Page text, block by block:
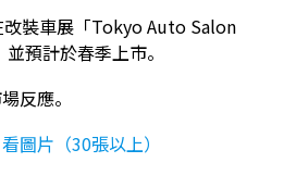
裝車展「Tokyo Auto Salon
預計於春季上市。
反應。
圖片（30張以上）